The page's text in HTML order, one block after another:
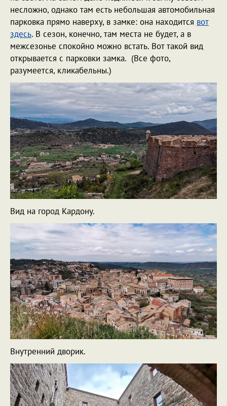
несложно, однако там есть небольшая автомобильная
парковка прямо наверху, в замке: она находится вот
здесь. В сезон, конечно, там места не будет, а в
межсезонье спокойно можно встать. Вот такой вид
открывается с парковки замка. (Все фото,
разумеется, кликабельны.)
Вид на город Кардону.
Внутренний дворик.